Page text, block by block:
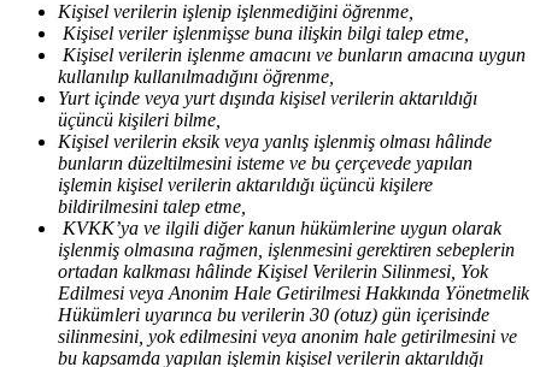
Kişisel verilerin işlenip işlenmediğini öğrenme,
Kişisel veriler işlenmişse buna ilişkin bilgi talep etme,
Kişisel verilerin işlenme amacını ve bunların amacına uygun
kullanılıp kullanılmadığını öğrenme,
Yurt içinde veya yurt dışında kişisel verilerin aktarıldığı
üçüncü kişileri bilme,
Kişisel verilerin eksik veya yanlış işlenmiş olması hâlinde
bunların düzeltilmesini isteme ve bu çerçevede yapılan
işlemin kişisel verilerin aktarıldığı üçüncü kişilere
bildirilmesini talep etme,
KVKK’ya ve ilgili diğer kanun hükümlerine uygun olarak
işlenmiş olmasına rağmen, işlenmesini gerektiren sebeplerin
ortadan kalkması hâlinde Kişisel Verilerin Silinmesi, Yok
Edilmesi veya Anonim Hale Getirilmesi Hakkında Yönetmelik
Hükümleri uyarınca bu verilerin 30 (otuz) gün içerisinde
silinmesini, yok edilmesini veya anonim hale getirilmesini ve
bu kapsamda yapılan işlemin kişisel verilerin aktarıldığı